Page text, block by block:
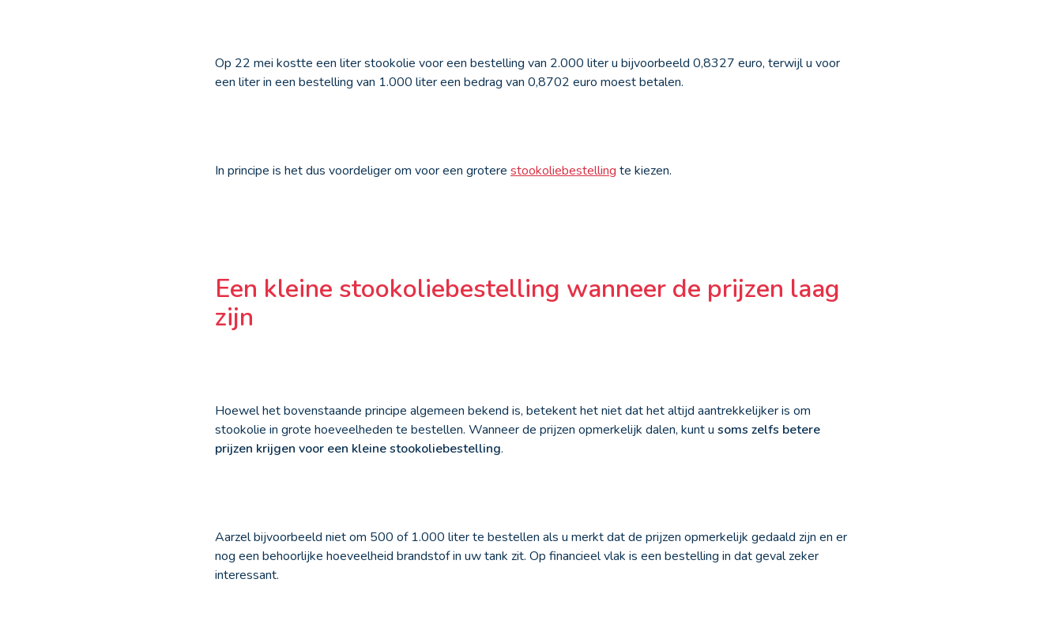
Op 22 mei kostte een liter stookolie voor een bestelling van 2.000 liter u bijvoorbeeld 0,8327 euro, terwijl u voor
een liter in een bestelling van 1.000 liter een bedrag van 0,8702 euro moest betalen.
In principe is het dus voordeliger om voor een grotere stookoliebestelling te kiezen.
Een kleine stookoliebestelling wanneer de prijzen laag
zijn
Hoewel het bovenstaande principe algemeen bekend is, betekent het niet dat het altijd aantrekkelijker is om
stookolie in grote hoeveelheden te bestellen. Wanneer de prijzen opmerkelijk dalen, kunt u soms zelfs betere
prijzen krijgen voor een kleine stookoliebestelling.
Aarzel bijvoorbeeld niet om 500 of 1.000 liter te bestellen als u merkt dat de prijzen opmerkelijk gedaald zijn en er
nog een behoorlijke hoeveelheid brandstof in uw tank zit. Op financieel vlak is een bestelling in dat geval zeker
interessant.